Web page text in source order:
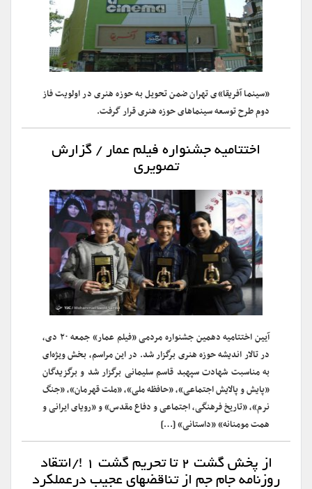
«سینما آفریقا»ی تهران ضمن تحویل به حوزه هنری در اولویت فاز
دوم طرح توسعه سینماهای حوزه هنری قرار گرفت.
اختتامیه جشنواره فیلم عمار / گزارش
تصویری
آیین اختتامیه دهمین جشنواره مردمی «فیلم عمار» جمعه ۲۰ دی،
در تالار اندیشه حوزه هنری برگزار شد. در این مراسم، بخش ویژه‌ای
به مناسبت شهادت سپهبد قاسم سلیمانی برگزار شد و برگزیدگان
«پایش و پالایش اجتماعی»، «حافظه ملی»، «ملت قهرمان»، «جنگ
نرم»، «تاریخ فرهنگی، اجتماعی و دفاع مقدس» و «رویای ایرانی و
همت مومنانه» «داستانی» […]
از پخش گشت ۲ تا تحریم گشت ۱ !/انتقاد
روزنامه جام جم از تناقضهای عجیب درعملکرد